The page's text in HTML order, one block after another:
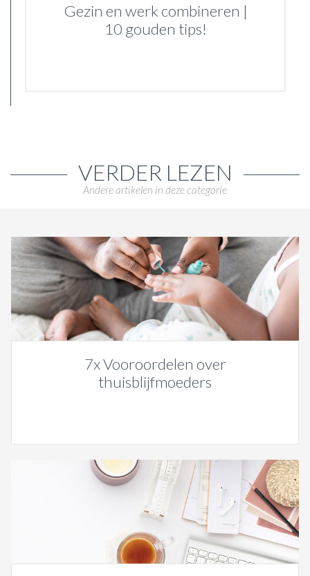
Gezin en werk combineren |
10 gouden tips!
VERDER LEZEN
Andere artikelen in deze categorie
7x Vooroordelen over
thuisblijfmoeders